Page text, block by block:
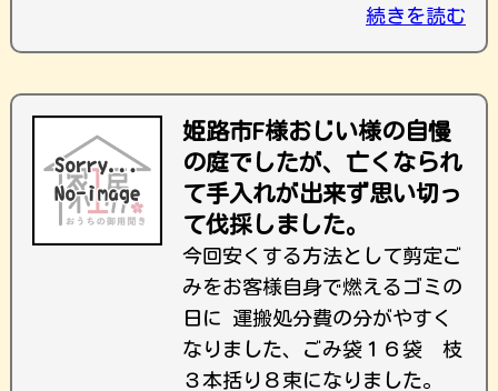
続きを読む
姫路市F様おじい様の自慢
の庭でしたが、亡くなられ
て手入れが出来ず思い切っ
て伐採しました。
今回安くする方法として剪定ご
みをお客様自身で燃えるゴミの
日に 運搬処分費の分がやすく
なりました、ごみ袋１６袋 枝
３本括り８束になりました。